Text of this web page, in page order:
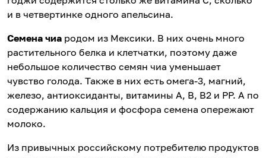
и в четвертинке одного апельсина.
Семена чиа родом из Мексики. В них очень много
растительного белка и клетчатки, поэтому даже
небольшое количество семян чиа уменьшает
чувство голода. Также в них есть омега-3, магний,
железо, антиоксиданты, витамины A, B, B2 и PP. А по
содержанию кальция и фосфора семена опережают
молоко.
Из привычных российскому потребителю продуктов